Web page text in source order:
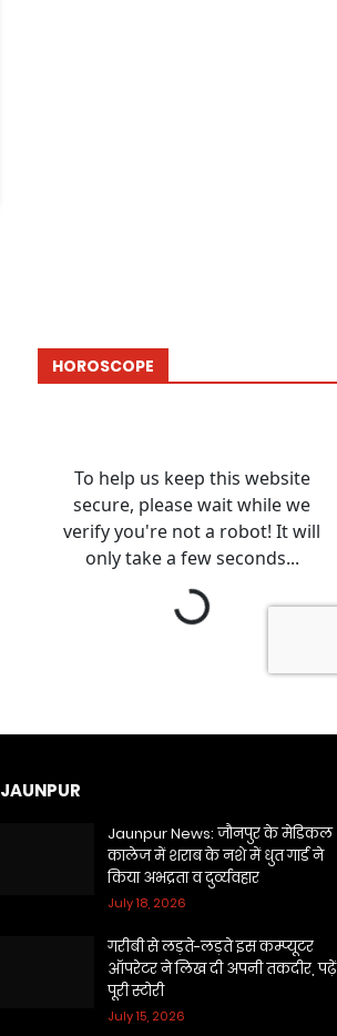
HOROSCOPE
JAUNPUR
Jaunpur News: जौनपुर के मेडिकल
कालेज में शराब के नशे में धुत गार्ड ने
किया अभद्रता व दुर्व्यवहार
July 18, 2026
गरीबी से लड़ते-लड़ते इस कम्प्यूटर
ऑपरेटर ने लिख दी अपनी तकदीर, पढ़ें
पूरी स्टोरी
July 15, 2026